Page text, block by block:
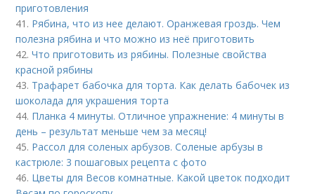
приготовления
41. Рябина, что из нее делают. Оранжевая гроздь. Чем
полезна рябина и что можно из неё приготовить
42.Что приготовить из рябины. Полезные свойства
красной рябины
43. Трафарет бабочка для торта. Как делать бабочек из
шоколада для украшения торта
44. Планка 4 минуты. Отличное упражнение: 4 минуты в
день – результат меньше чем за месяц!
45. Рассол для соленых арбузов. Соленые арбузы в
кастрюле: 3 пошаговых рецепта с фото
46. Цветы для Весов комнатные. Какой цветок подходит